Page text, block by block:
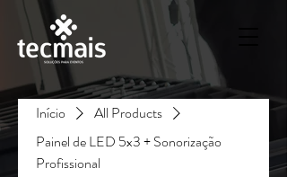
Início
All Products
Painel de LED 5x3 + Sonorização
Profissional